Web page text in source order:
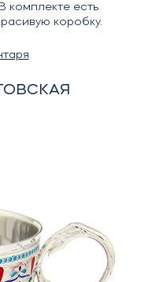
комплекте есть
коробку.